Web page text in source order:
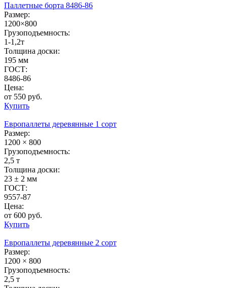
Паллетные борта 8486-86
Размер:
1200×800
Грузоподъемность:
1-1,2т
Толщина доски:
195 мм
ГОСТ:
8486-86
Цена:
от 550 руб.
Купить
Европаллеты деревянные 1 сорт
Размер:
1200 × 800
Грузоподъемность:
2,5 т
Толщина доски:
23 ± 2 мм
ГОСТ:
9557-87
Цена:
от 600 руб.
Купить
Европаллеты деревянные 2 сорт
Размер:
1200 × 800
Грузоподъемность:
2,5 т